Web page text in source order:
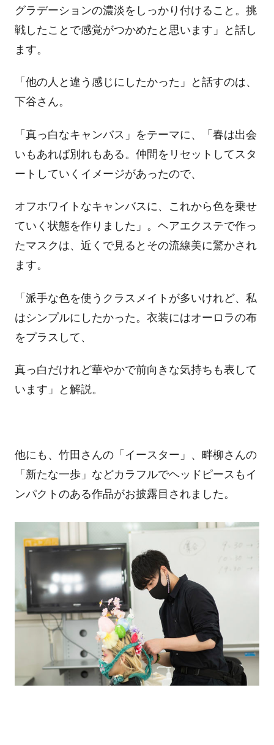
グラデーションの濃淡をしっかり付けること。挑
戦したことで感覚がつかめたと思います」と話し
ます。
「他の人と違う感じにしたかった」と話すのは、
下谷さん。
「真っ白なキャンバス」をテーマに、「春は出会
いもあれば別れもある。仲間をリセットしてスタ
ートしていくイメージがあったので、
オフホワイトなキャンバスに、これから色を乗せ
ていく状態を作りました」。ヘアエクステで作っ
たマスクは、近くで見るとその流線美に驚かされ
ます。
「派手な色を使うクラスメイトが多いけれど、私
はシンプルにしたかった。衣装にはオーロラの布
をプラスして、
真っ白だけれど華やかで前向きな気持ちも表して
います」と解説。
他にも、竹田さんの「イースター」、畔柳さんの
「新たな一歩」などカラフルでヘッドピースもイ
ンパクトのある作品がお披露目されました。